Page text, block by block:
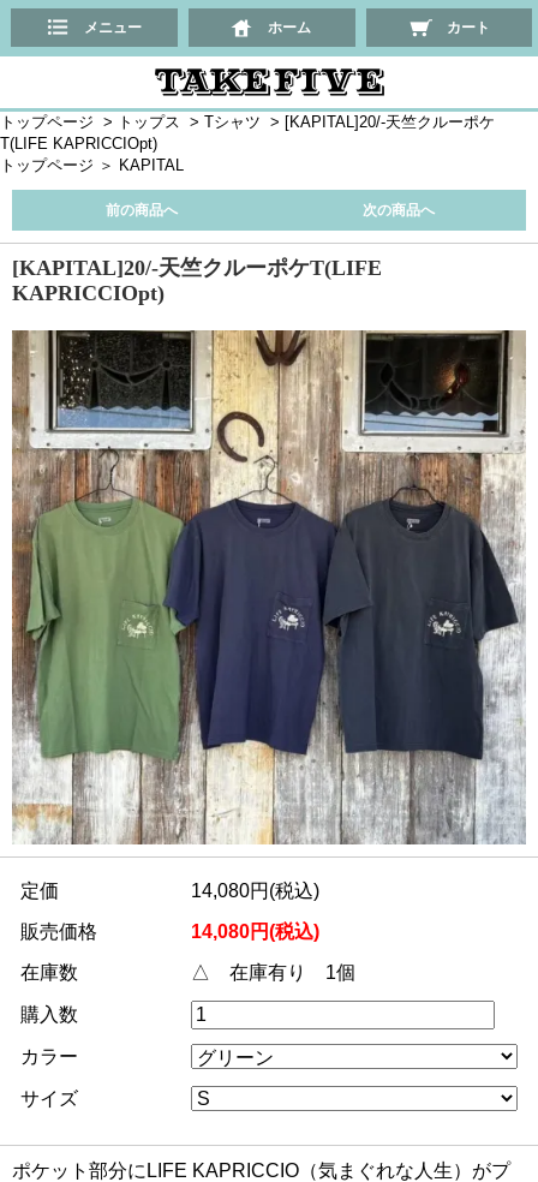
メニュー ホーム カート
トップページ > トップス > Tシャツ > [KAPITAL]20/-天竺クルーポケ
T(LIFE KAPRICCIOpt)
トップページ ＞ KAPITAL
前の商品へ 次の商品へ
[KAPITAL]20/-天竺クルーポケT(LIFE
KAPRICCIOpt)
定価
14,080円(税込)
販売価格
14,080円(税込)
在庫数
△ 在庫有り 1個
購入数
カラー
サイズ
ポケット部分にLIFE KAPRICCIO（気まぐれな人生）がプ